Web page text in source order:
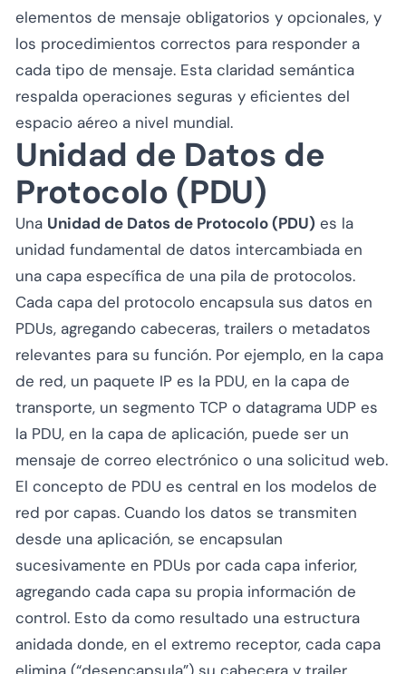
elementos de mensaje obligatorios y opcionales, y
los procedimientos correctos para responder a
cada tipo de mensaje. Esta claridad semántica
respalda operaciones seguras y eficientes del
espacio aéreo a nivel mundial.
Unidad de Datos de
Protocolo (PDU)
Una Unidad de Datos de Protocolo (PDU) es la
unidad fundamental de datos intercambiada en
una capa específica de una pila de protocolos.
Cada capa del protocolo encapsula sus datos en
PDUs, agregando cabeceras, trailers o metadatos
relevantes para su función. Por ejemplo, en la capa
de red, un paquete IP es la PDU, en la capa de
transporte, un segmento TCP o datagrama UDP es
la PDU, en la capa de aplicación, puede ser un
mensaje de correo electrónico o una solicitud web.
El concepto de PDU es central en los modelos de
red por capas. Cuando los datos se transmiten
desde una aplicación, se encapsulan
sucesivamente en PDUs por cada capa inferior,
agregando cada capa su propia información de
control. Esto da como resultado una estructura
anidada donde, en el extremo receptor, cada capa
elimina (“desencapsula”) su cabecera y trailer,